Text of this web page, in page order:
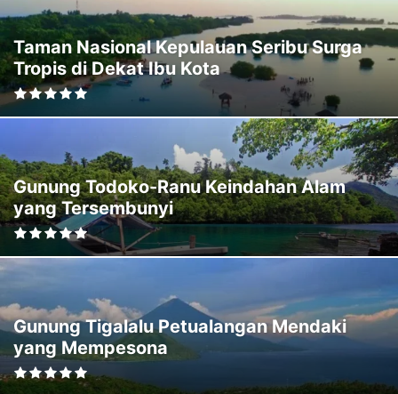
Taman Nasional Kepulauan Seribu Surga
Tropis di Dekat Ibu Kota
Gunung Todoko-Ranu Keindahan Alam
yang Tersembunyi
Gunung Tigalalu Petualangan Mendaki
yang Mempesona